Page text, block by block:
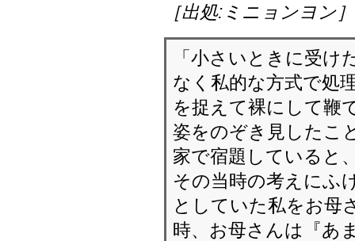
［出処:ミニョンヨン］
「小さいときに受け
なく私的な方式で処
を捉えて裸にして鞭
姿をのぞき見したこ
家で宿題していると
その当時の考えにふ
としていた私をお母
時、お母さんは『あ